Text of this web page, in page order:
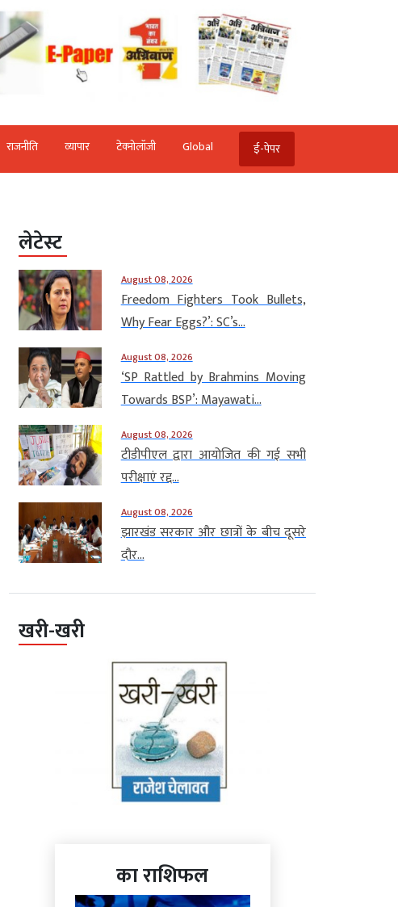
राजनीति व्‍यापार टेक्‍नोलॉजी Global ई-पेपर
लेटेस्ट
August 08, 2026
Freedom Fighters Took Bullets,
Why Fear Eggs?’: SC’s...
August 08, 2026
‘SP Rattled by Brahmins Moving
Towards BSP’: Mayawati...
August 08, 2026
टीडीपीएल द्वारा आयोजित की गई सभी
परीक्षाएं रद्द...
August 08, 2026
झारखंड सरकार और छात्रों के बीच दूसरे
दौर...
खरी-खरी
का राशिफल